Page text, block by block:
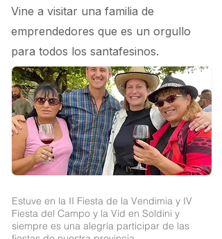
Vine a visitar una familia de
emprendedores que es un orgullo
para todos los santafesinos.
Estuve en la II Fiesta de la Vendimia y IV
Fiesta del Campo y la Vid en Soldini y
siempre es una alegría participar de las